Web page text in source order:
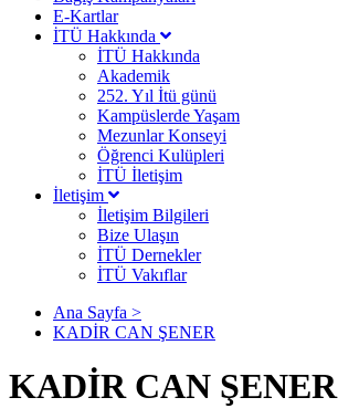
E-Kartlar
İTÜ Hakkında
İTÜ Hakkında
Akademik
252. Yıl İtü günü
Kampüslerde Yaşam
Mezunlar Konseyi
Öğrenci Kulüpleri
İTÜ İletişim
İletişim
İletişim Bilgileri
Bize Ulaşın
İTÜ Dernekler
İTÜ Vakıflar
Ana Sayfa >
KADİR CAN ŞENER
KADİR CAN ŞENER